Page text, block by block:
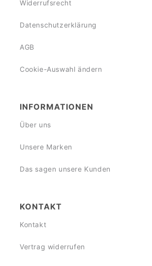
Widerrufsrecht
Datenschutzerklärung
AGB
Cookie-Auswahl ändern
INFORMATIONEN
Über uns
Unsere Marken
Das sagen unsere Kunden
KONTAKT
Kontakt
Vertrag widerrufen